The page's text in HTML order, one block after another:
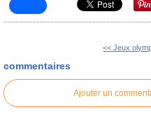
<< Jeux
commentaires
Ajouter un